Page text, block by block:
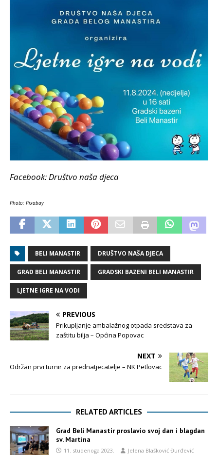
Facebook: Društvo naša djeca
Photo: Pixabay
BELI MANASTIR DRUŠTVO NAŠA DJECA
GRAD BELI MANASTIR GRADSKI BAZENI BELI MANASTIR
LJETNE IGRE NA VODI
PREVIOUS
Prikupljanje ambalažnog otpada sredstava za
zaštitu bilja – Općina Popovac
NEXT
Održan prvi turnir za prednatjecatelje – NK Petlovac
RELATED ARTICLES
Grad Beli Manastir proslavio svoj dan i blagdan
sv. Martina
11. studenoga 2023. Jelena Blašković Đurđević